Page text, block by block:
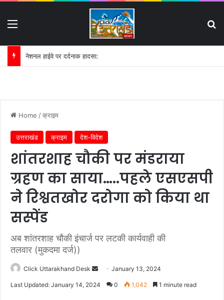
नेशनल हाईवे पर दर्दनाक हादसा:
Home /क्राइम
उत्तराखंड क्राइम देश-विदेश
शांतरशाह चौकी पर मंडराया
ग्रहण का साया…..पहले एसएसपी
ने रिश्वतखोर दरोगा को किया था
सस्पेंड
अब शांतरशाह चौकी इंचार्ज पर लटकी कार्यवाही की
तलवार (मुकदमा दर्ज))
Click Uttarakhand Desk
e
January 13, 2024
Last Updated: January 14, 2024 0 1,042 1 minute read